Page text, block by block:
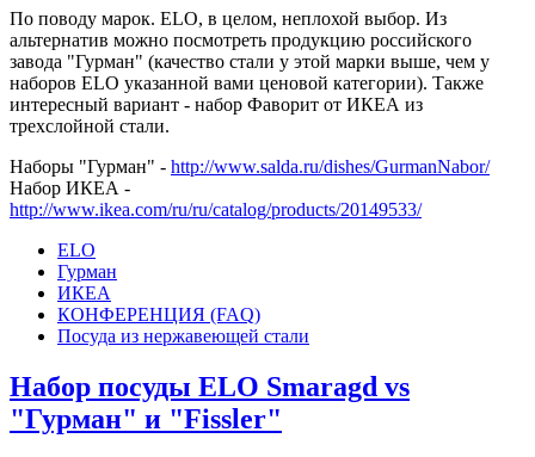
По поводу марок. ELO, в целом, неплохой выбор. Из
альтернатив можно посмотреть продукцию российского
завода "Гурман" (качество стали у этой марки выше, чем у
наборов ELO указанной вами ценовой категории). Также
интересный вариант - набор Фаворит от ИКЕА из
трехслойной стали.
Наборы "Гурман" - http://www.salda.ru/dishes/GurmanNabor/
Набор ИКЕА -
http://www.ikea.com/ru/ru/catalog/products/20149533/
ELO
Гурман
ИКЕА
КОНФЕРЕНЦИЯ (FAQ)
Посуда из нержавеющей стали
Набор посуды ELO Smaragd vs
"Гурман" и "Fissler"